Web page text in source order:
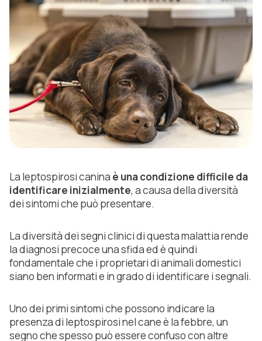
La leptospirosi canina è una condizione difficile da
identificare inizialmente, a causa della diversità
dei sintomi che può presentare.
La diversità dei segni clinici di questa malattia rende
la diagnosi precoce una sfida ed è quindi
fondamentale che i proprietari di animali domestici
siano ben informati e in grado di identificare i segnali.
Uno dei primi sintomi che possono indicare la
presenza di leptospirosi nel cane è la febbre, un
segno che spesso può essere confuso con altre